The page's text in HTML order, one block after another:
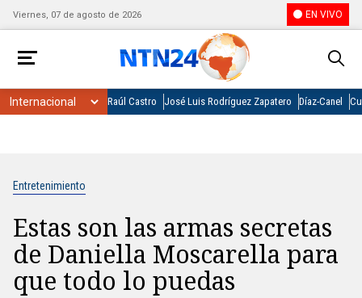
Viernes, 07 de agosto de 2026 EN VIVO
Raúl Castro José Luis Rodríguez Zapatero Díaz-Canel
Entretenimiento
Estas son las armas secretas
de Daniella Moscarella para
que todo lo puedas